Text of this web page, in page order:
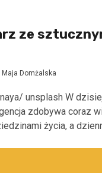
ze
Maja Domżalska
unsplash W
zdobywa coraz
życia, a